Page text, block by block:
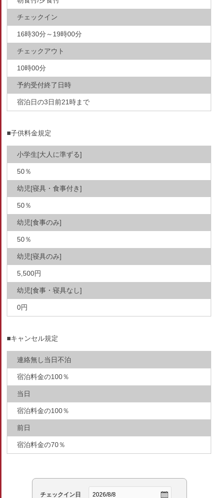
チェックイン
16時30分～19時00分
チェックアウト
10時00分
予約受付終了日時
宿泊日の3日前21時まで
■子供料金規定
小学生[大人に準ずる]
50％
幼児[寝具・食事付き]
50％
幼児[食事のみ]
50％
幼児[寝具のみ]
5,500円
幼児[食事・寝具なし]
0円
■キャンセル規定
連絡無し当日不泊
宿泊料金の100％
当日
宿泊料金の100％
前日
宿泊料金の70％
チェックイン日